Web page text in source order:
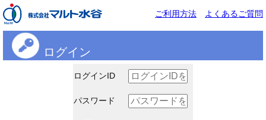
ご利用方法 よくあるご質問
ログイン
ログインID
パスワード